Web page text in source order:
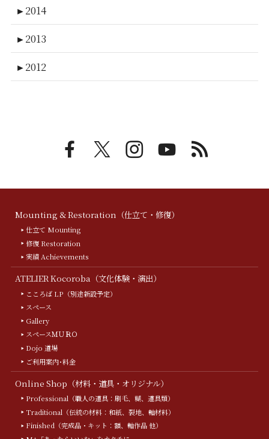
►2014
►2013
►2012
Mounting & Restoration（仕立て・修復）
仕立て Mounting
修復 Restoration
実績 Achievements
ATELIER Kocoroba（文化体験・演出）
こころば LP（別途新設予定）
スペース
Gallery
スペースＭＵＲＯ
Dojo 道場
ご利用案内･料金
Online Shop（材料・道具・オリジナル）
Professional（職人の道具：刷毛、糊、道具類）
Traditional（伝統の材料：和紙、裂地、軸材料）
Finished（完成品・キット：額、軸作品 他）